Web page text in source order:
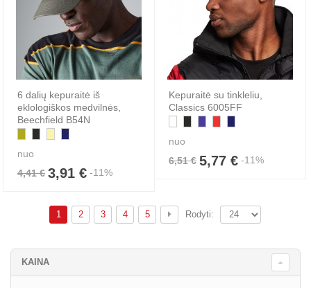
6 dalių kepuraitė iš
eklologiškos medvilnės,
Beechfield B54N
nuo
4,41 € 3,91 € -11%
Kepuraitė su tinkleliu,
Classics 6005FF
nuo
6,51 € 5,77 € -11%
1 2 3 4 5 Rodyti:
KAINA